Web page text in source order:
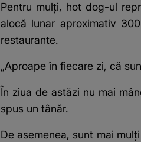
Pentru mulți, hot dog-ul
alocă lunar aproximativ
restaurante.
„Aproape în fiecare zi, că
În ziua de astăzi nu mai
spus un tânăr.
De asemenea, sunt mai